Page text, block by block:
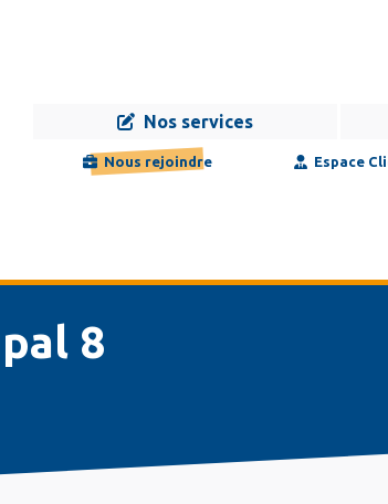
Navigation
Nos services
Nous rejoindre Espace
8